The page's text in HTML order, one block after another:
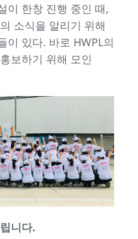
이 한창 진행 중인 때,
소식을 알리기 위해
이 있다. 바로 HWPL의
보하기 위해 모인
니다.